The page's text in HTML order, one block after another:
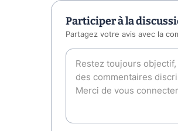
Participer à la
Partagez votre avis avec la